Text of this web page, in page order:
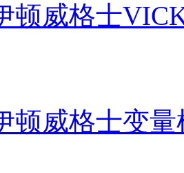
顿威格士
顿威格士变